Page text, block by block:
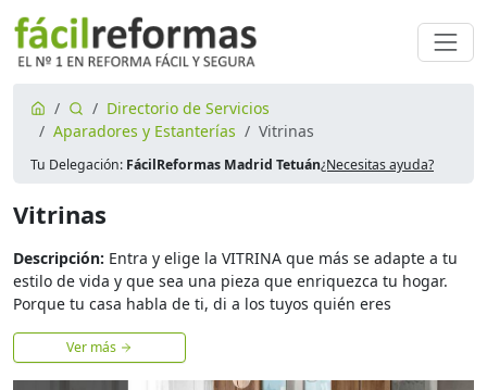
Directorio de Servicios
Aparadores y Estanterías
Vitrinas
Tu Delegación: FácilReformas Madrid Tetuán¿Necesitas ayuda?
Vitrinas
Descripción: Entra y elige la VITRINA que más se adapte a tu
estilo de vida y que sea una pieza que enriquezca tu hogar.
Porque tu casa habla de ti, di a los tuyos quién eres
Ver más